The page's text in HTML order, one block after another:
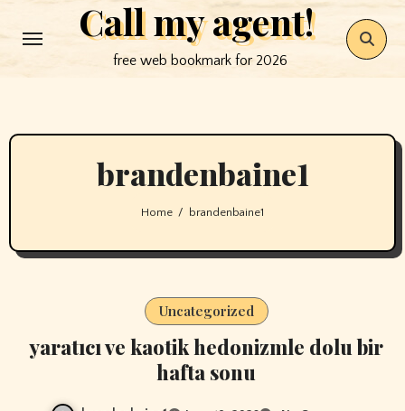
to
Call my agent!
free web bookmark for 2026
brandenbaine1
Home brandenbaine1
Uncategorized
yaratıcı ve kaotik hedonizmle dolu bir
hafta sonu